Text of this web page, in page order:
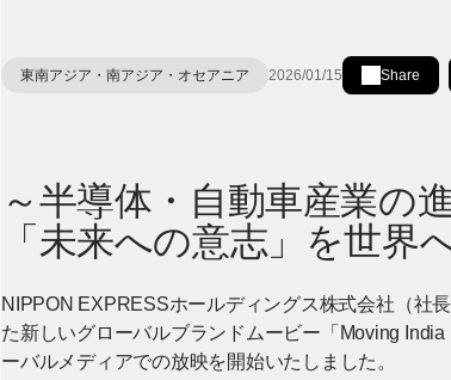
東南アジア・南アジア・オセアニア 2026/01/15 Share
Share
[Open
～半導体・自動車産業の
「未来への意志」を世界
NIPPON EXPRESSホールディングス株式会社（社
た新しいグローバルブランドムービー「Moving
ーバルメディアでの放映を開始いたしました。